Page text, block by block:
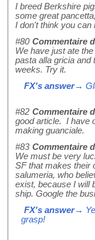
I breed Berkshire
some great
I don't think you can
#80 Commentaire
We have just ate
pasta alla gricia and
weeks. Try it.
FX's answer→
#82 Commentaire
good article. I have
making guanciale.
#83 Commentaire
We must be very
SF that makes their
salumeria, who
exist, because I will
ship. Google the
FX's answer→
grasp!